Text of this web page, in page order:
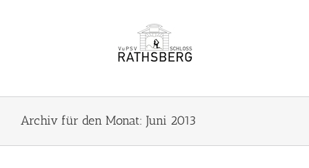
Archiv für den Monat: Juni 2013